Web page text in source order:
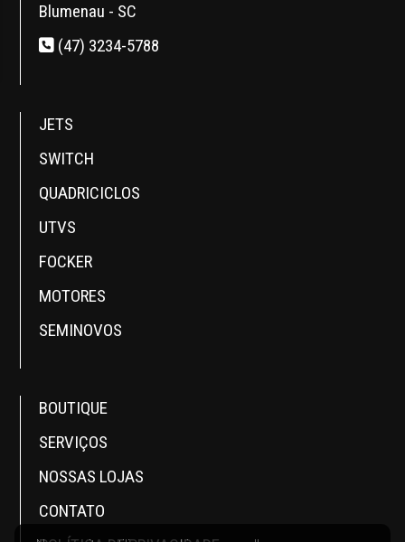
Blumenau - SC
(47) 3234-5788
JETS
SWITCH
QUADRICICLOS
UTVS
FOCKER
MOTORES
SEMINOVOS
BOUTIQUE
SERVIÇOS
NOSSAS LOJAS
CONTATO